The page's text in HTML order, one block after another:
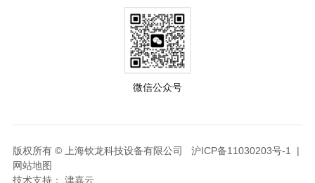
微信公众号
版权所有 © 上海钦龙科技设备有限公司 沪ICP备11030203号-1
|
网站地图
技术支持： 津嘉云